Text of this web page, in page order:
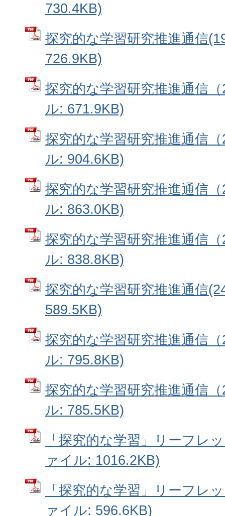
730.4KB)
探究的な学習研究推進通信
726.9KB)
探究的な学習研究推進通信
ル: 671.9KB)
探究的な学習研究推進通信
ル: 904.6KB)
探究的な学習研究推進通信
ル: 863.0KB)
探究的な学習研究推進通信
ル: 838.8KB)
探究的な学習研究推進通信
589.5KB)
探究的な学習研究推進通信
ル: 795.8KB)
探究的な学習研究推進通信
ル: 785.5KB)
「探究的な学習」リーフレ
ァイル: 1016.2KB)
「探究的な学習」リーフレ
ァイル: 596.6KB)